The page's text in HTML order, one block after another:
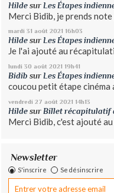
Hilde sur Les Étapes
Merci Bidib, je prends
mardi 31 août 2021 16h03
Hilde surLes Étapes
Je l'ai ajouté au
lundi 30 août 2021 19h41
Bidib sur Les Étapes
coucou petit étape cinéma
vendredi 27 août 2021 14h13
Hilde sur Billet récapitulatif
Merci Bidib, c'est ajouté
Newsletter
S'inscrire Se désinscrire